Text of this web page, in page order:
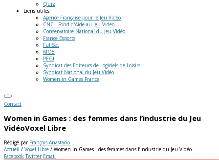
Quiz
Liens utiles
Agence Française pour le Jeu Vidéo
CNC : Fond d'Aide au Jeu Vidéo
Conservatoire National du Jeu Vidéo
France Esports
FullSet
MO5
PEGI
Syndicat des Editeurs de Logiciels de Loisirs
Syndicat National du Jeu Vidéo
Women in Games France
Contact
Women in Games : des femmes dans l’industrie du Jeu
VidéoVoxel Libre
Rédigé par François Anastacio
Accueil / Voxel Libre / Women in Games : des femmes dans l’industrie du Jeu Vidéo
Facebook Twitter Email